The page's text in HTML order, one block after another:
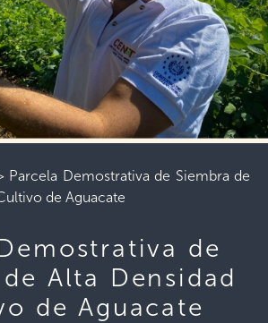
Parcela Demostrativa de Siembra de
de Aguacate
de
Alta Densidad
de Aguacate